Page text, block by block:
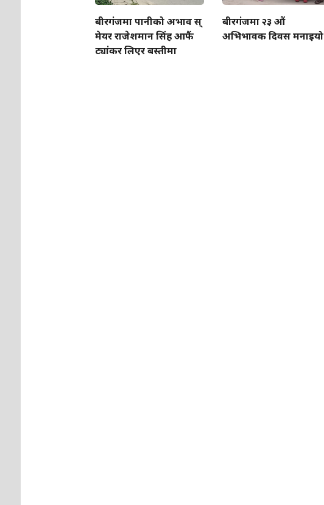
बीरगंजमा पानीको अभाव स्
मेयर राजेशमान सिंह आफैं
ट्यांकर लिएर बस्तीमा
बीरगंजमा २३ औं
अभिभावक दिवस मनाइयो